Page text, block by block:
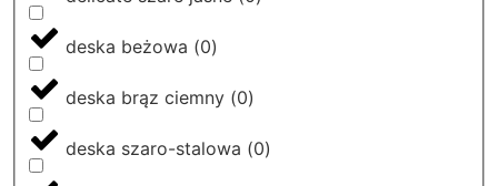
deska beżowa (0)
deska brąz ciemny (0)
deska szaro-stalowa (0)